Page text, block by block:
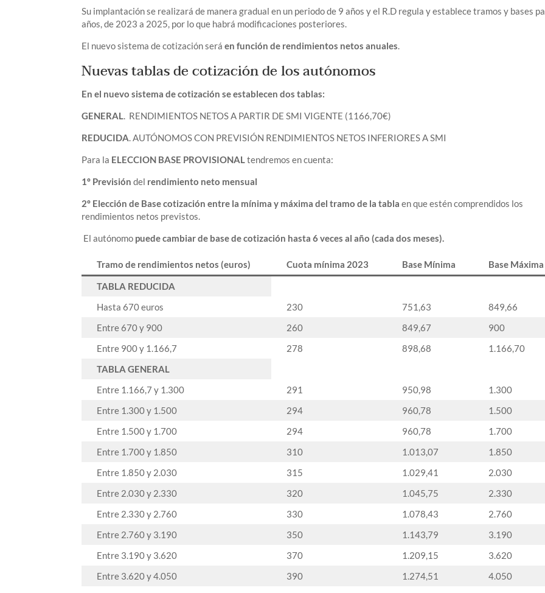
Su implantación se realizará de manera gradual en un periodo de 9 años y el R.D regula y establece tramos y bases
años, de 2023 a 2025, por lo que habrá modificaciones posteriores.
El nuevo sistema de cotización seráen función de rendimientos netos anuales.
Nuevas tablas de cotización de los autónomos
En el nuevo sistema de cotización se establecen dos tablas:
GENERAL. RENDIMIENTOS NETOS A PARTIR DE SMI VIGENTE (1166,70€)
REDUCIDA. AUTÓNOMOS CON PREVISIÓN RENDIMIENTOS NETOS INFERIORES A SMI
Para la ELECCION BASE PROVISIONALtendremos en cuenta:
1º Previsión del rendimiento neto mensual
2º Elección de Base cotización entre la mínima y máxima del tramo de la tabla en que estén comprendidos los
rendimientos netos previstos.
El autónomo puede cambiar de base de cotización hasta 6 veces al año (cada dos meses).
Tramo de rendimientos netos (euros) Cuota mínima 2023 Base Mínima
Base Máxima
TABLA REDUCIDA
Hasta 670 euros
230 751,63
849,66
Entre 670 y 900
260 849,67
900
Entre 900 y 1.166,7
278 898,68
1.166,70
TABLA GENERAL
Entre 1.166,7 y 1.300
291 950,98
1.300
Entre 1.300 y 1.500
294 960,78
1.500
Entre 1.500 y 1.700
294 960,78
1.700
Entre 1.700 y 1.850
310 1.013,07
1.850
Entre 1.850 y 2.030
315 1.029,41
2.030
Entre 2.030 y 2.330
320 1.045,75
2.330
Entre 2.330 y 2.760
330 1.078,43
2.760
Entre 2.760 y 3.190
350 1.143,79
3.190
Entre 3.190 y 3.620
370 1.209,15
3.620
Entre 3.620 y 4.050
390 1.274,51
4.050